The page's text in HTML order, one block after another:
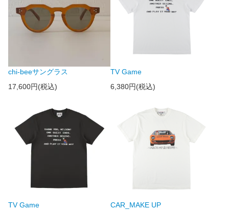
chi-beeサングラス
17,600円(税込)
TV Game
6,380円(税込)
TV Game
CAR_MAKE UP